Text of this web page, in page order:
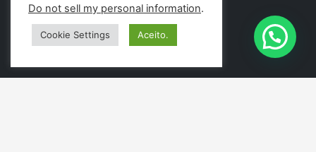
Do not sell my personal information.
Cookie Settings Aceito.